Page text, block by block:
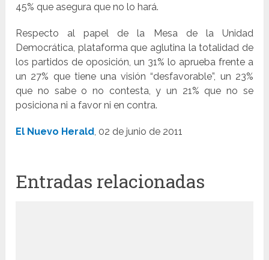
45% que asegura que no lo hará.
Respecto al papel de la Mesa de la Unidad
Democrática, plataforma que aglutina la totalidad de
los partidos de oposición, un 31% lo aprueba frente a
un 27% que tiene una visión “desfavorable”, un 23%
que no sabe o no contesta, y un 21% que no se
posiciona ni a favor ni en contra.
El Nuevo Herald, 02 de junio de 2011
Entradas relacionadas